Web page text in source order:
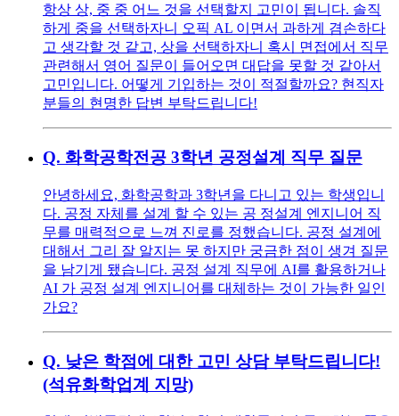
항상 상, 중 중 어느 것을 선택할지 고민이 됩니다. 솔직
하게 중을 선택하자니 오픽 AL 이면서 과하게 겸손하다
고 생각할 것 같고, 상을 선택하자니 혹시 면접에서 직무
관련해서 영어 질문이 들어오면 대답을 못할 것 같아서
고민입니다. 어떻게 기입하는 것이 적절할까요? 현직자
분들의 현명한 답변 부탁드립니다!
Q. 화학공학전공 3학년 공정설계 직무 질문
안녕하세요, 화학공학과 3학년을 다니고 있는 학생입니
다. 공정 자체를 설계 할 수 있는 공 정설계 엔지니어 직
무를 매력적으로 느껴 진로를 정했습니다. 공정 설계에
대해서 그리 잘 알지는 못 하지만 궁금한 점이 생겨 질문
을 남기게 됐습니다. 공정 설계 직무에 AI를 활용하거나
AI 가 공정 설계 엔지니어를 대체하는 것이 가능한 일인
가요?
Q. 낮은 학점에 대한 고민 상담 부탁드립니다!
(석유화학업계 지망)